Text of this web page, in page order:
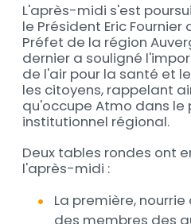
L'après-midi s'est
le Président Eric Fournier
Préfet de la région
dernier a souligné
de l'air pour la santé et
les citoyens, rappelant
qu'occupe Atmo dans le
institutionnel régional.
Deux tables rondes ont
l'après-midi :
La première,